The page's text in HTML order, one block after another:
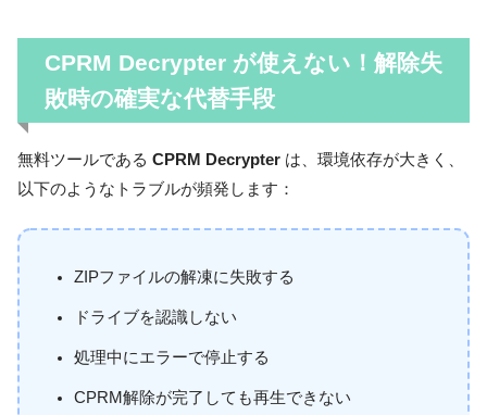
CPRM Decrypterが使えない！解除失
敗時の確実な代替手段
無料ツールである CPRM Decrypter は、環境依存が大きく、
以下のようなトラブルが頻発します：
ZIPファイルの解凍に失敗する
ドライブを認識しない
処理中にエラーで停止する
CPRM解除が完了しても再生できない